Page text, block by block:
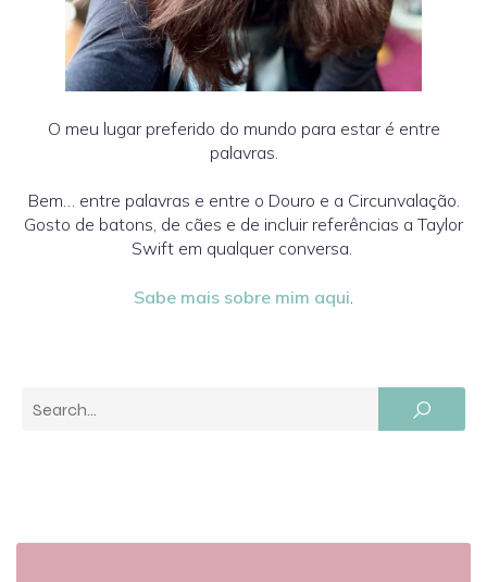
O meu lugar preferido do mundo para estar é entre
palavras.
Bem… entre palavras e entre o Douro e a Circunvalação.
Gosto de batons, de cães e de incluir referências a Taylor
Swift em qualquer conversa.
Sabe mais sobre mim aqui.